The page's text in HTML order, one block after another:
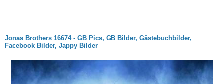
Jonas Brothers 16674 - GB Pics, GB Bilder, Gästebuchbilder,
Facebook Bilder, Jappy Bilder